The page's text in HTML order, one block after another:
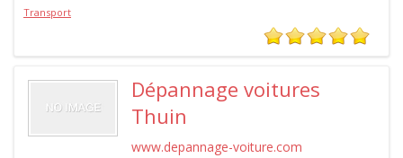
Transport
Dépannage voitures
Thuin
www.depannage-voiture.com